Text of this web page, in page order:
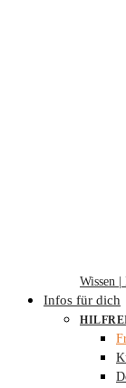
Wissen |
Infos für dich